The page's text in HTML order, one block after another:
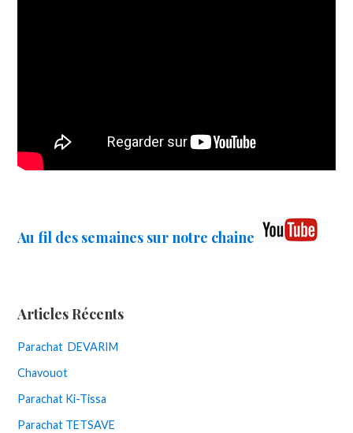
Au fil des semaines sur notre chaine
Articles Récents
Parachat DEVARIM
Chavouot
Parachat Ki-Tissa
Parachat TETSAVE